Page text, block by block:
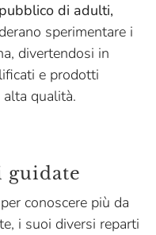
pubblico di adulti,
sperimentare i
divertendosi in
e prodotti
qualità.
guidate
conoscere più da
i suoi diversi reparti